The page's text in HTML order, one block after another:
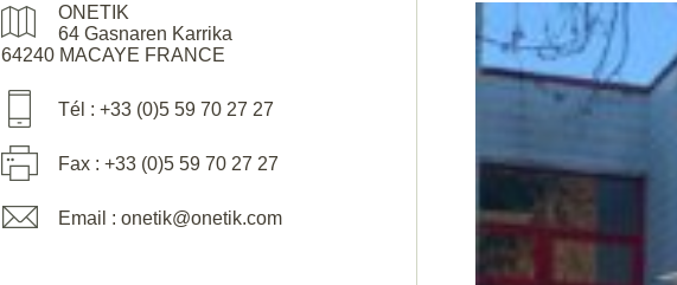
ONETIK
64 Gasnaren Karrika
64240 MACAYE FRANCE
Tél : +33 (0)5 59 70 27 27
Fax : +33 (0)5 59 70 27 27
Email : onetik@onetik.com